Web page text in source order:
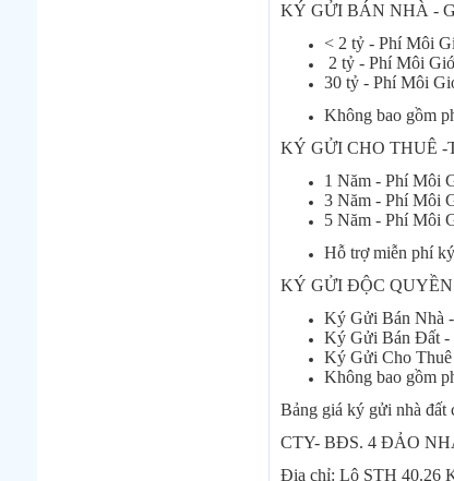
KÝ GỬI BÁN NHÀ -
< 2 tỷ - Phí Môi
2 tỷ - Phí Môi
30 tỷ - Phí Môi
Không bao gồm
KÝ GỬI CHO THUÊ
1 Năm - Phí Môi
3 Năm - Phí Môi
5 Năm - Phí Môi
Hỗ trợ miễn phí
KÝ GỬI ĐỘC
Ký Gửi Bán Nhà
Ký Gửi Bán Đất -
Ký Gửi Cho
Không bao gồm
Bảng giá ký gửi nhà đất
CTY- BĐS. 4 ĐẢO
Địa chỉ: Lô STH 40.26